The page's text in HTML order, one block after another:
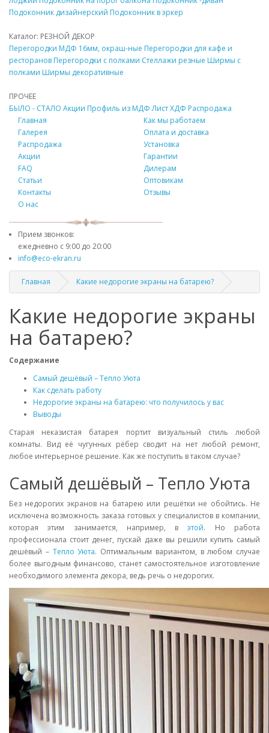
Подоконник дизайнерский Подоконник в эркер
Каталог: РЕЗНОЙ ДЕКОР
Перегородки МДФ 16мм, окраш-ные Перегородки для кафе и
ресторанов Перегородки с полками Стеллажи резные Ширмы с
полками Ширмы декоративные
ПРОЧЕЕ
БЫЛО - СТАЛО Акции Профиль из МДФ Лист ХДФ Распродажа
Главная
Галерея
Распродажа
Акции
FAQ
Статьи
Контакты
О нас
Как мы работаем
Оплата и доставка
Установка
Гарантии
Дилерам
Оптовикам
Отзывы
Прием звонков:
ежедневно с 9:00 до 20:00
info@eco-ekran.ru
Главная Какие недорогие экраны на батарею?
Какие недорогие экраны
на батарею?
Содержание
Самый дешёвый – Тепло Уюта
Как сделать работу
Недорогие экраны на батарею: что получилось у вас
Выводы
Старая неказистая батарея портит визуальный стиль любой
комнаты. Вид её чугунных рёбер сводит на нет любой ремонт,
любое интерьерное решение. Как же поступить в таком случае?
Самый дешёвый – Тепло Уюта
Без недорогих экранов на батарею или решётки не обойтись. Не
исключена возможность заказа готовых у специалистов в компании,
которая этим занимается, например, вэтой. Но работа
профессионала стоит денег, пускай даже вы решили купить самый
дешёвый – Тепло Уюта. Оптимальным вариантом, в любом случае
более выгодным финансово, станет самостоятельное изготовление
необходимого элемента декора, ведь речь о недорогих.